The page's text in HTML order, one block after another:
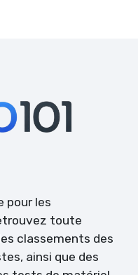
pour les
toute
classements des
ainsi que des